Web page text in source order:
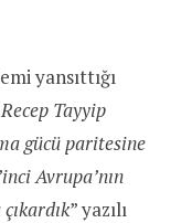
yansıttığı
Recep Tayyip
gücü paritesine
Avrupa’nın
” yazılı